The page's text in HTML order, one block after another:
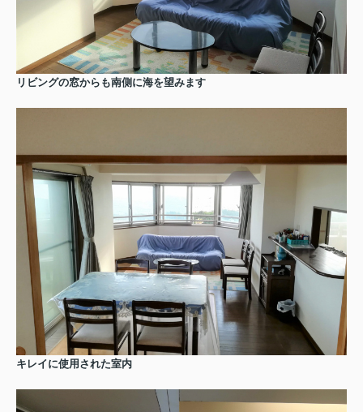
リビングの窓からも南側に海を望みます
キレイに使用された室内